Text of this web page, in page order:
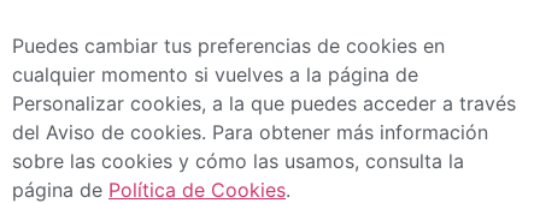
Puedes cambiar tus preferencias de cookies en
cualquier momento si vuelves a la página de
Personalizar cookies, a la que puedes acceder a través
del Aviso de cookies. Para obtener más información
sobre las cookies y cómo las usamos, consulta la
página de Política de Cookies.